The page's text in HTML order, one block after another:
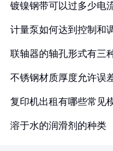
镀镍钢带可以过多少电
计量泵如何达到控制和
联轴器的轴孔形式有三
不锈钢材质厚度允许误
复印机出租有哪些常见
溶于水的润滑剂的种类